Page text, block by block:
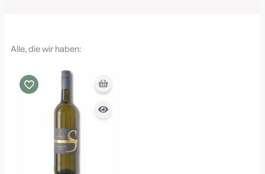
Alle, die wir haben: